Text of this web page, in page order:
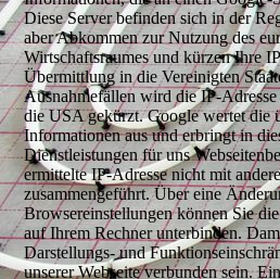
Diese Server befinden sich in der
aber Abkommen zur Nutzung des
Wirtschaftsraumes und kürzen Ihre
Übermittlung in die Vereinigten
Ausnahmefällen wird die IP-
die USA gekürzt. Google wertet die
Informationen aus und erbringt in
Dienstleistungen für uns
ermittelte IP-Adresse nicht mit
zusammengeführt. Über eine
Browsereinstellungen können Sie
auf Ihrem Rechner unterbinden.
Darstellungs- und
unserer Webseite verbunden sein.